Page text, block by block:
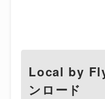
Local by
ンロード